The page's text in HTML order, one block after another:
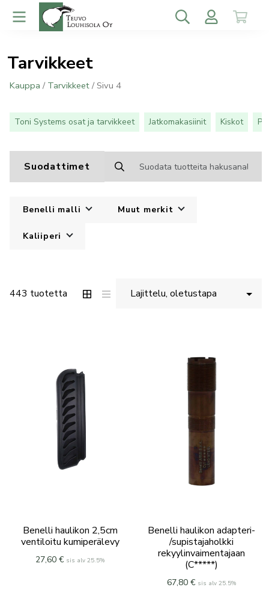
Tarvikkeet
Kauppa / Tarvikkeet / Sivu 4
Toni Systems osat ja tarvikkeet Jatkomakasiinit Kiskot
Suodattimet
Benelli malli Muut merkit
Kaliiperi
443 tuotetta
Benelli haulikon 2,5cm
ventiloitu kumiperälevy
27,60€ sis alv 25.5%
Benelli haulikon adapteri-
/supistajaholkki
rekyylinvaimentajaan
(C*****)
67,80 € sis alv 25.5%